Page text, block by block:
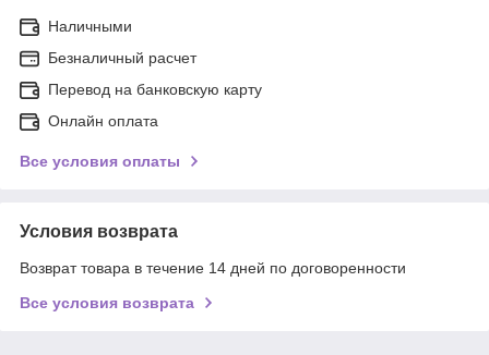
Наличными
Безналичный расчет
Перевод на банковскую карту
Онлайн оплата
Все условия оплаты
Условия возврата
Возврат товара в течение 14 дней по договоренности
Все условия возврата